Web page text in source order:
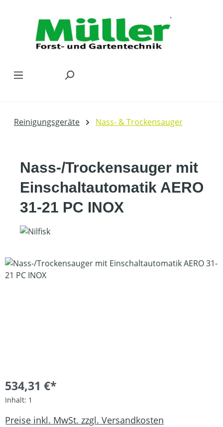
Reinigungsgeräte Nass- & Trockensauger
Nass-/Trockensauger mit
Einschaltautomatik AERO
31-21 PC INOX
Bildergalerie überspringen
534,31 €*
Inhalt: 1
Preise inkl. MwSt. zzgl. Versandkosten